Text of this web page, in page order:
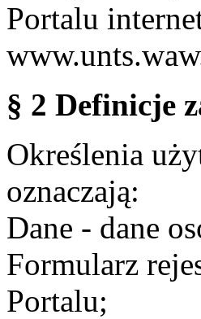
Portalu
§ 2 Definicje
Określenia
oznaczają:
Dane - dane
Formularz
Portalu;